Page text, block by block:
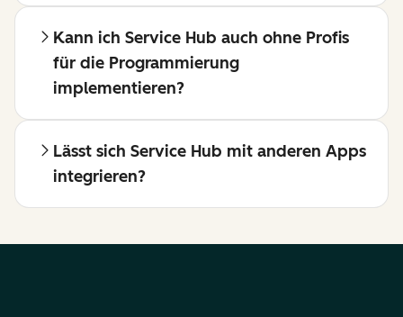
Kann ich Service Hub auch ohne Profis
für die Programmierung
implementieren?
Lässt sich Service Hub mit anderen Apps
integrieren?